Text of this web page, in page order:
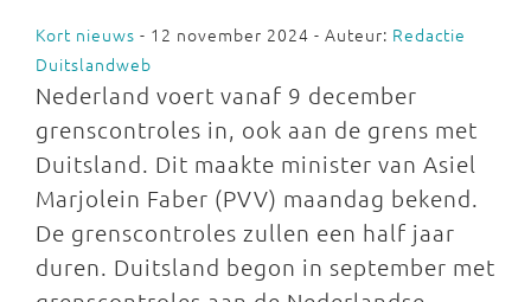
Kort nieuws - 12 november 2024 - Auteur: Redactie
Duitslandweb
Nederland voert vanaf 9 december
grenscontroles in, ook aan de grens met
Duitsland. Dit maakte minister van Asiel
Marjolein Faber (PVV) maandag bekend.
De grenscontroles zullen een half jaar
duren. Duitsland begon in september met